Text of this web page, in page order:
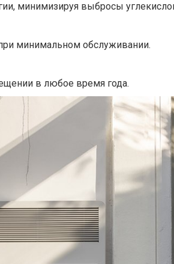
минимизируя выбросы
минимальном обслуживании.
в любое время года.